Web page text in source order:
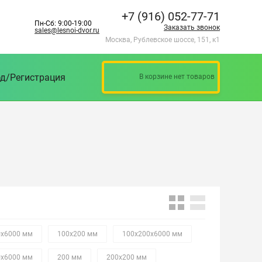
Пн-Сб: 9:00-19:00
sales@lesnoi-dvor.ru
+7 (916) 052-77-71
Заказать звонок
Москва, Рублевское шоссе, 151, к1
Регистрация В корзине нет товаров
мм 100х200 мм 100х200х6000 мм
мм 200 мм 200х200 мм